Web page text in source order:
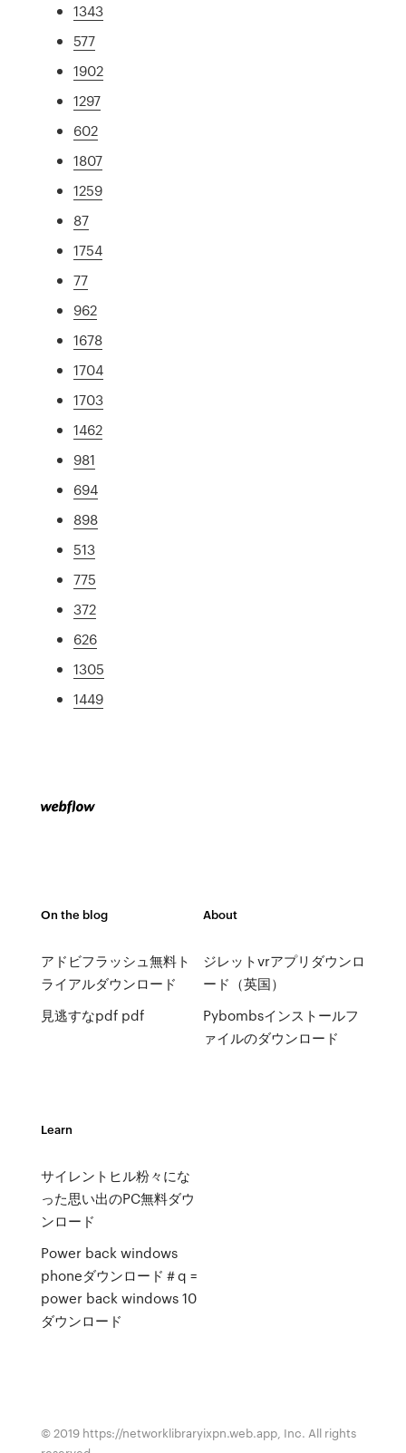
1343
577
1902
1297
602
1807
1259
87
1754
77
962
1678
1704
1703
1462
981
694
898
513
775
372
626
1305
1449
On the blog
アドビフラッシュ無料ト
ライアルダウンロード
見逃すなpdf pdf
About
ジレットvrアプリダウンロ
ード（英国）
Pybombsインストールフ
ァイルのダウンロード
Learn
サイレントヒル粉々にな
った思い出のPC無料ダウ
ンロード
Power back windows
phoneダウンロード＃q =
power back windows 10
ダウンロード
© 2019 https://networklibraryixpn.web.app, Inc. All rights